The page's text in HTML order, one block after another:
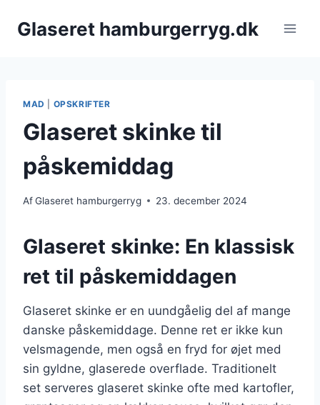
Glaseret hamburgerryg.dk
MAD OPSKRIFTER
Glaseret skinke til
påskemiddag
AfGlaseret hamburgerryg 23. december 2024
Glaseret skinke: En klassisk
ret til påskemiddagen
Glaseret skinke er en uundgåelig del af mange
danske påskemiddage. Denne ret er ikke kun
velsmagende, men også en fryd for øjet med
sin gyldne, glaserede overflade. Traditionelt
set serveres glaseret skinke ofte med kartofler,